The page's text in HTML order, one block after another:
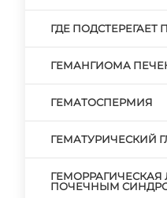
ГДЕ ПОДСТЕРЕГАЕТ
ГЕМАНГИОМА
ГЕМАТОСПЕРМИЯ
ГЕМАТУРИЧЕСКИЙ
ГЕМОРРАГИЧЕСКАЯ
ПОЧЕЧНЫМ